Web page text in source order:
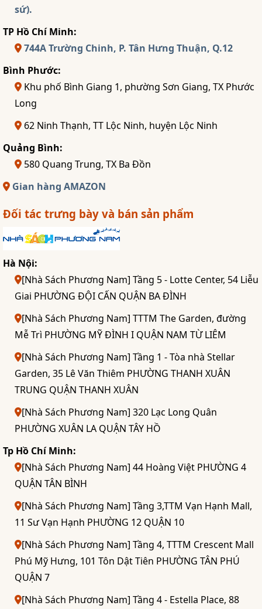
sứ).
TP Hồ Chí Minh:
744A Trường Chinh, P. Tân Hưng Thuận, Q.12
Bình Phước:
Khu phố Bình Giang 1, phường Sơn Giang, TX Phước
Long
62 Ninh Thạnh, TT Lộc Ninh, huyện Lộc Ninh
Quảng Bình:
580 Quang Trung, TX Ba Đồn
Gian hàng AMAZON
Đối tác trưng bày và bán sản phẩm
Hà Nội:
[Nhà Sách Phương Nam] Tầng 5 - Lotte Center, 54 Liễu
Giai PHƯỜNG ĐỘI CẤN QUẬN BA ĐÌNH
[Nhà Sách Phương Nam] TTTM The Garden, đường
Mễ Trì PHƯỜNG MỸ ĐÌNH I QUẬN NAM TỪ LIÊM
[Nhà Sách Phương Nam] Tầng 1 - Tòa nhà Stellar
Garden, 35 Lê Văn Thiêm PHƯỜNG THANH XUÂN
TRUNG QUẬN THANH XUÂN
[Nhà Sách Phương Nam] 320 Lạc Long Quân
PHƯỜNG XUÂN LA QUẬN TÂY HỒ
Tp Hồ Chí Minh:
[Nhà Sách Phương Nam] 44 Hoàng Việt PHƯỜNG 4
QUẬN TÂN BÌNH
[Nhà Sách Phương Nam] Tầng 3,TTM Vạn Hạnh Mall,
11 Sư Vạn Hạnh PHƯỜNG 12 QUẬN 10
[Nhà Sách Phương Nam] Tầng 4, TTTM Crescent Mall
Phú Mỹ Hưng, 101 Tôn Dật Tiên PHƯỜNG TÂN PHÚ
QUẬN 7
[Nhà Sách Phương Nam] Tầng 4 - Estella Place, 88